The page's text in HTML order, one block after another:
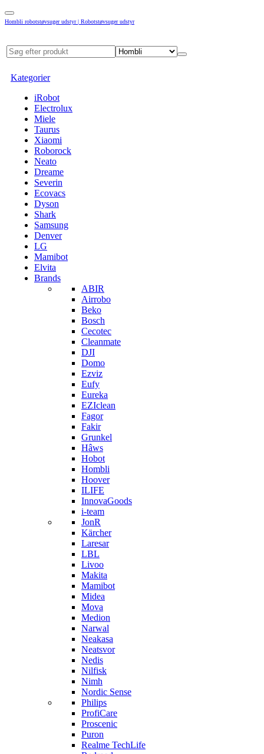
Hombli robotstøvsuger udstyr | Robotstøvsuger udstyr
Kategorier
iRobot
Electrolux
Miele
Taurus
Xiaomi
Roborock
Neato
Dreame
Severin
Ecovacs
Dyson
Shark
Samsung
Denver
LG
Mamibot
Elvita
Brands
ABIR
Airrobo
Beko
Bosch
Cecotec
Cleanmate
DJI
Domo
Ezviz
Eufy
Eureka
EZIclean
Fagor
Fakir
Grunkel
Hâws
Hobot
Hombli
Hoover
ILIFE
InnovaGoods
i-team
JonR
Kärcher
Laresar
LBL
Livoo
Makita
Mamibot
Midea
Mova
Medion
Narwal
Neakasa
Neatsvor
Nedis
Nilfisk
Nimh
Nordic Sense
Philips
ProfiCare
Proscenic
Puron
Realme TechLife